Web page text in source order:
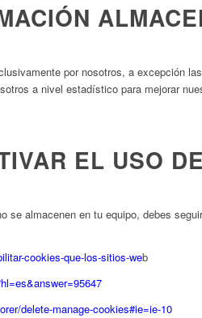
por nosotros, a excepción
a nivel estadístico para mejorar
EL USO
almacenen en tu equipo, debes
cookies-que-los-sitios-web
delete-manage-cookies#ie=ie-10